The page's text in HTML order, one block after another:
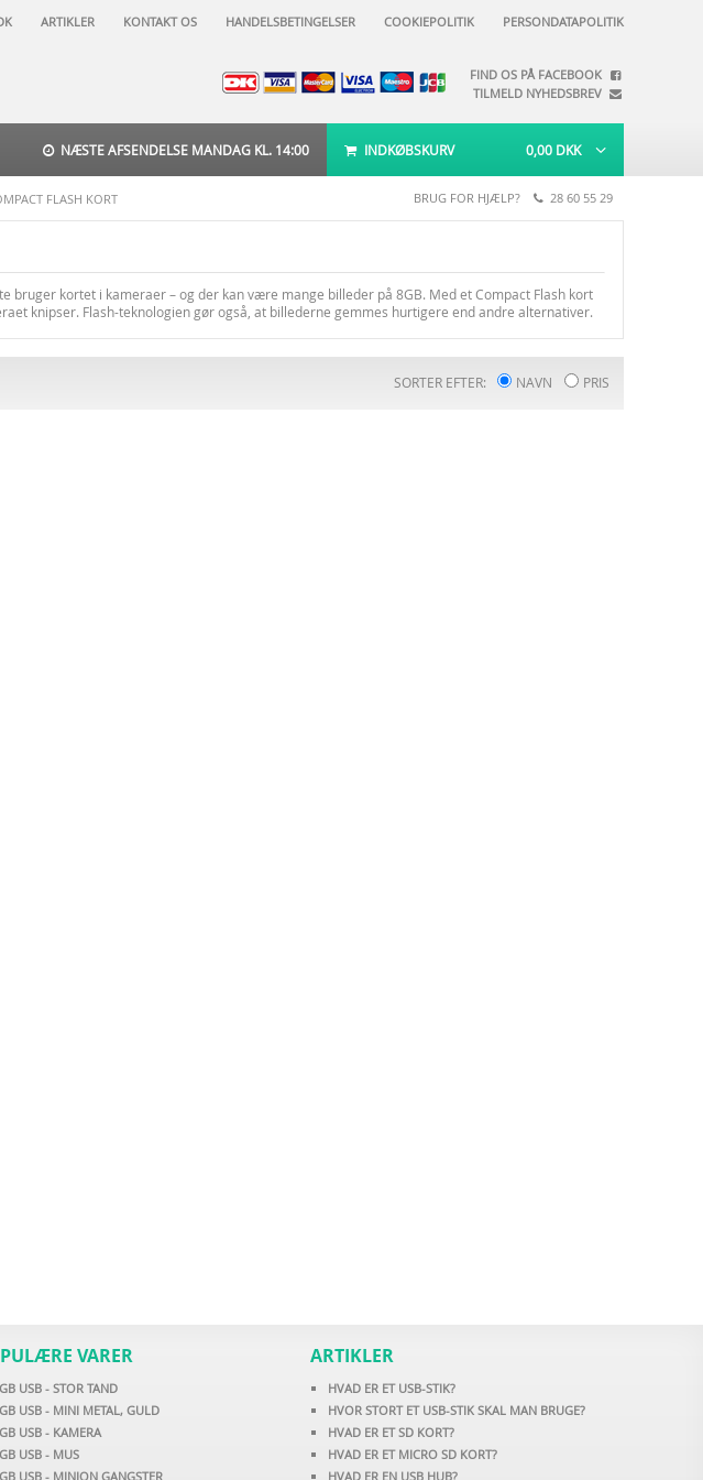
ARTIKLER KONTAKT OS HANDELSBETINGELSER COOKIEPOLITIK PERSONDATAPOLITIK
FIND OS PÅ FACEBOOK
TILMELD NYHEDSBREV
NÆSTE AFSENDELSE MANDAG KL. 14:00 INDKØBSKURV 0,00 DKK
FLASH KORT BRUG FOR HJÆLP? 28 60 55 29
bruger kortet i kameraer – og der kan være mange billeder på 8GB. Med et Compact Flash kort
knipser. Flash-teknologien gør også, at billederne gemmes hurtigere end andre alternativer.
SORTER EFTER: NAVN PRIS
VARER
USB - STOR TAND
USB - MINI METAL, GULD
USB - KAMERA
USB - MUS
USB - MINION GANGSTER
ARTIKLER
HVAD ER ET USB-STIK?
HVOR STORT ET USB-STIK SKAL MAN BRUGE?
HVAD ER ET SD KORT?
HVAD ER ET MICRO SD KORT?
HVAD ER EN USB HUB?